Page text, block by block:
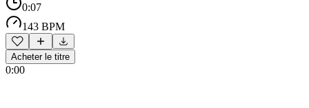
0:07
143 BPM
Acheter le titre
0:00